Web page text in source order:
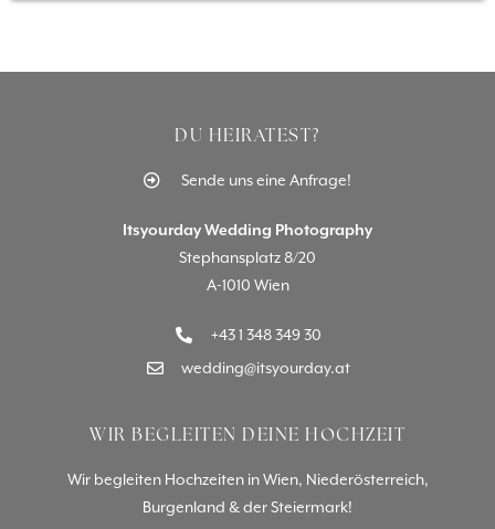
DU HEIRATEST?
Sende uns eine Anfrage!
Itsyourday Wedding Photography
Stephansplatz 8/20
A-1010 Wien
+43 1 348 349 30
wedding@itsyourday.at
WIR BEGLEITEN DEINE HOCHZEIT
Wir begleiten Hochzeiten in Wien, Niederösterreich,
Burgenland & der Steiermark!